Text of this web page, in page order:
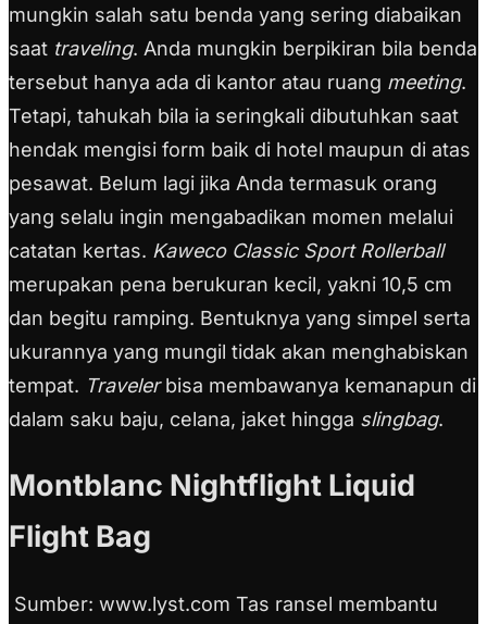
mungkin salah satu benda yang sering diabaikan
saat traveling. Anda mungkin berpikiran bila benda
tersebut hanya ada di kantor atau ruang meeting.
Tetapi, tahukah bila ia seringkali dibutuhkan saat
hendak mengisi form baik di hotel maupun di atas
pesawat. Belum lagi jika Anda termasuk orang
yang selalu ingin mengabadikan momen melalui
catatan kertas. Kaweco Classic Sport Rollerball
merupakan pena berukuran kecil, yakni 10,5 cm
dan begitu ramping. Bentuknya yang simpel serta
ukurannya yang mungil tidak akan menghabiskan
tempat. Travelerbisa membawanya kemanapun di
dalam saku baju, celana, jaket hingga slingbag.
Montblanc Nightflight Liquid
Flight Bag
Sumber: www.lyst.com Tas ransel membantu